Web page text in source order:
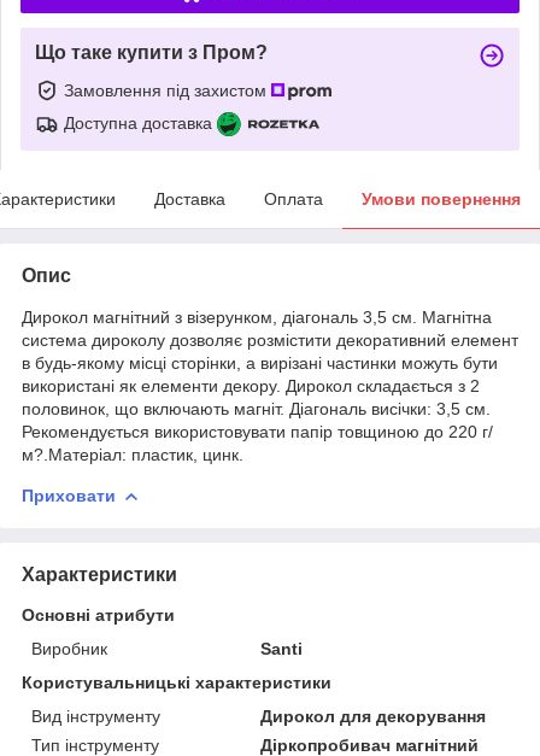
Що таке купити з Пром?
Замовлення під захистом
Доступна доставка
Доставка Оплата Умови повернення
Опис
Дирокол магнітний з візерунком, діагональ 3,5 см. Магнітна
система дироколу дозволяє розмістити декоративний елемент
в будь-якому місці сторінки, а вирізані частинки можуть бути
використані як елементи декору. Дирокол складається з 2
половинок, що включають магніт. Діагональ висічки: 3,5 см.
Рекомендується використовувати папір товщиною до 220 г/
м?.Матеріал: пластик, цинк.
Приховати
Характеристики
Основні атрибути
Виробник
Santi
Користувальницькі характеристики
Вид інструменту
Дирокол для декорування
Тип інструменту
Діркопробивач магнітний